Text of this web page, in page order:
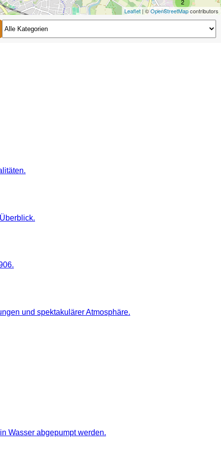
2
2
Leaflet| ©OpenStreetMapcontributors